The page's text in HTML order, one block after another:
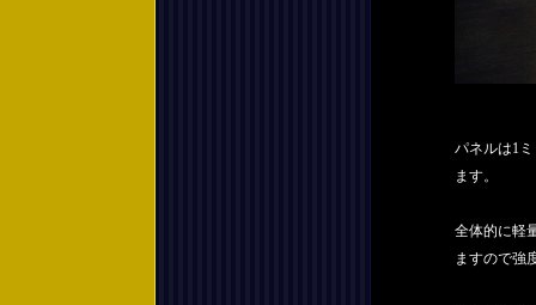
パネルは1
ます。
全体的に軽
ますので強